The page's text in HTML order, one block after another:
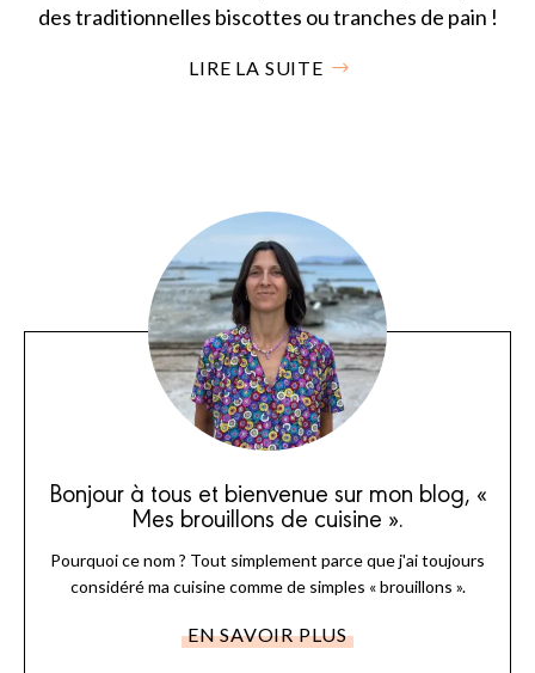
des traditionnelles biscottes ou tranches de pain !
LIRE LA SUITE
Bonjour à tous et bienvenue sur mon blog, «
Mes brouillons de cuisine ».
Pourquoi ce nom ? Tout simplement parce que j'ai toujours
considéré ma cuisine comme de simples « brouillons ».
EN SAVOIR PLUS